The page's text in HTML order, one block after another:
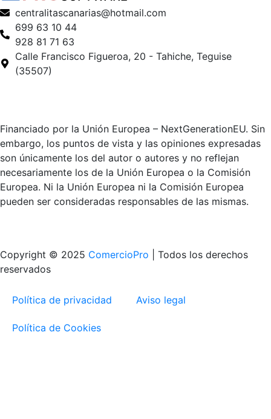
centralitascanarias@hotmail.com
699 63 10 44
928 81 71 63
Calle Francisco Figueroa, 20 - Tahiche, Teguise
(35507)
Financiado por la Unión Europea – NextGenerationEU. Sin
embargo, los puntos de vista y las opiniones expresadas
son únicamente los del autor o autores y no reflejan
necesariamente los de la Unión Europea o la Comisión
Europea. Ni la Unión Europea ni la Comisión Europea
pueden ser consideradas responsables de las mismas.
Copyright © 2025 ComercioPro | Todos los derechos
reservados
Política de privacidad Aviso legal
Política de Cookies